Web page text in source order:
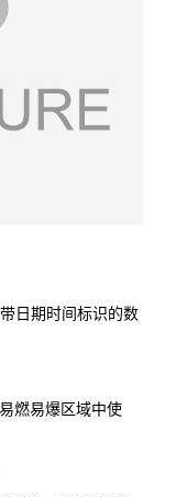
日期时间标识的数
燃易爆区域中使